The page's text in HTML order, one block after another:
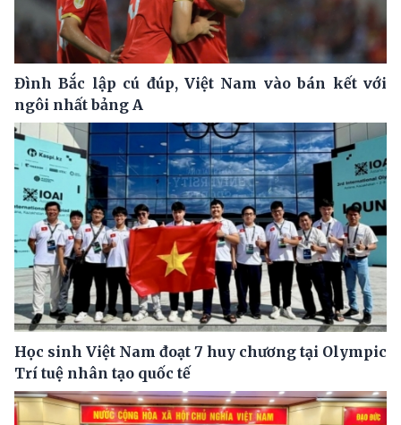
Đình Bắc lập cú đúp, Việt Nam vào bán kết với
ngôi nhất bảng A
Học sinh Việt Nam đoạt 7 huy chương tại Olympic
Trí tuệ nhân tạo quốc tế